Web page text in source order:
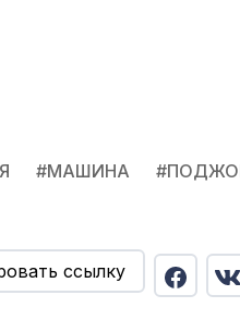
#МАШИНА #
ссылку